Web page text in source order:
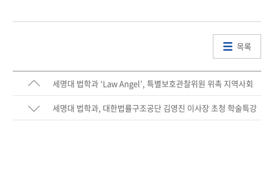
목록
세명대 법학과 ‘Law Angel’, 특별보호관찰위원 위촉 지역사회
연계 청소년 선도활동 지속… 실천적 법학교육 성과 확산
세명대 법학과, 대한법률구조공단 김영진 이사장 초청 학술특강